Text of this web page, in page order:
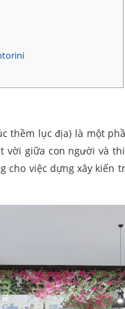
thềm lục địa) là một
giữa con người và
cho việc dựng xây kiến